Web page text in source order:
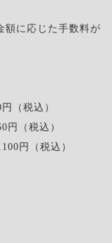
額に応じた手数料が
（税込）
円（税込）
円（税込）